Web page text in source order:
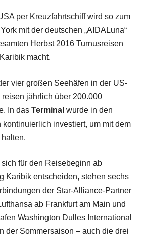
per Kreuzfahrtschiff wird so zum
mit der deutschen „AIDALuna“
Herbst 2016 Turnusreisen
macht.
vier großen Seehäfen in der US-
jährlich über 200.000
In das Terminal wurde in den
investiert, um mit dem
für den Reisebeginn ab
Karibik entscheiden, stehen sechs
der Star-Alliance-Partner
ab Frankfurt am Main und
Washington Dulles International
der Sommersaison – auch die drei